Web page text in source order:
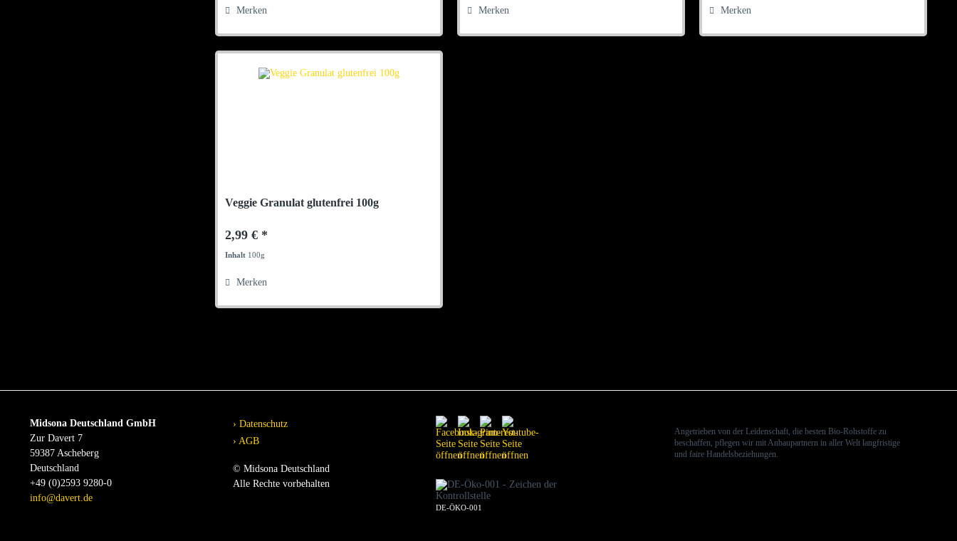
Merken Merken Merken
Veggie Granulat glutenfrei 100g
2,99 € *
Inhalt 100g
Merken
Midsona Deutschland GmbH
Zur Davert 7
59387 Ascheberg
Deutschland
+49 (0)2593 9280-0
info@davert.de
Datenschutz
AGB
© Midsona Deutschland
Alle Rechte vorbehalten
Angetrieben von der Leidenschaft, die besten Bio-Rohstoffe zu
beschaffen, pflegen wir mit Anbaupartnern in aller Welt langfristige
und faire Handelsbeziehungen.
DE-ÖKO-001